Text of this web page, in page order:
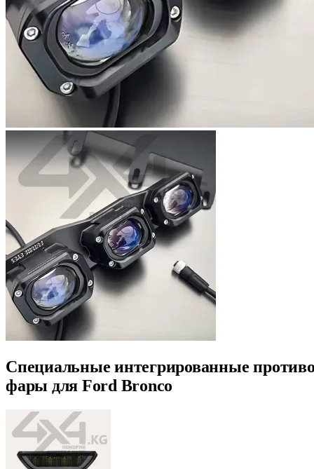
Специальные интегрированные
фары для Ford Bronco